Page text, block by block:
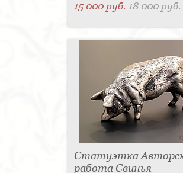
15 000 руб.18 000 руб.
Статуэтка
работа Свинья